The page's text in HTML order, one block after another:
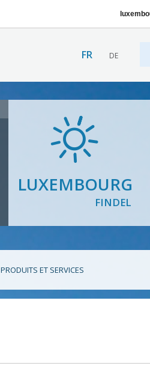
FR DE
LUXEMBOURG
FINDEL
PRODUITS ET SERVICES